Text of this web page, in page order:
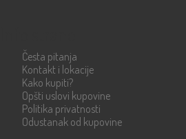
Česta pitanja
Kontakt i lokacije
Kako kupiti?
Opšti uslovi kupovine
Politika privatnosti
Odustanak od kupovine